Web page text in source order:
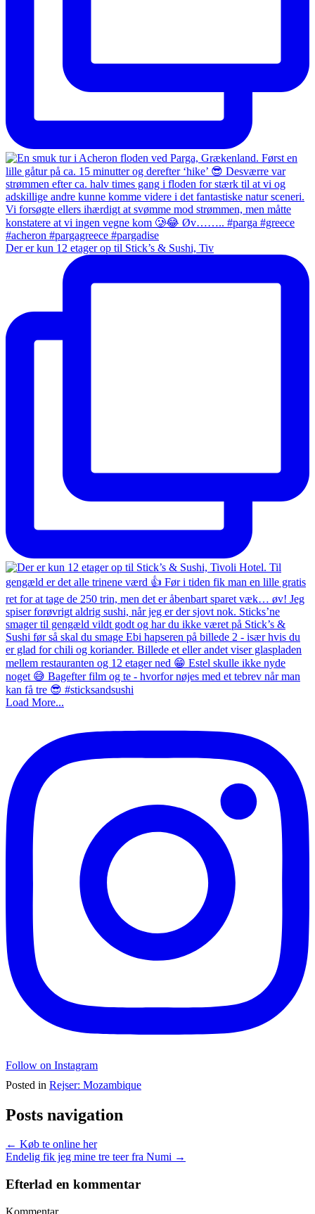
Der er kun 12 etager op til Stick’s & Sushi, Tiv
Load More...
Follow on Instagram
Posted in Rejser: Mozambique
Posts navigation
← Køb te online her
Endelig fik jeg mine tre teer fra Numi →
Efterlad en kommentar
Kommentar